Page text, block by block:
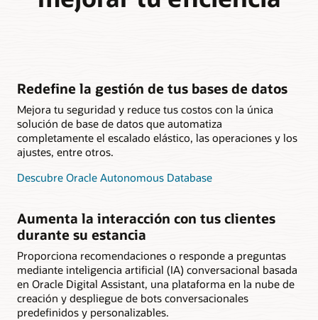
Redefine la gestión de tus bases de datos
Mejora tu seguridad y reduce tus costos con la única
solución de base de datos que automatiza
completamente el escalado elástico, las operaciones y los
ajustes, entre otros.
Descubre Oracle Autonomous Database
Aumenta la interacción con tus clientes
durante su estancia
Proporciona recomendaciones o responde a preguntas
mediante inteligencia artificial (IA) conversacional basada
en Oracle Digital Assistant, una plataforma en la nube de
creación y despliegue de bots conversacionales
predefinidos y personalizables.